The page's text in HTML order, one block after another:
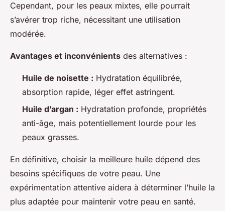
Cependant, pour les peaux mixtes, elle pourrait
s’avérer trop riche, nécessitant une utilisation
modérée.
Avantages et inconvénients des alternatives :
Huile de noisette : Hydratation équilibrée,
absorption rapide, léger effet astringent.
Huile d’argan : Hydratation profonde, propriétés
anti-âge, mais potentiellement lourde pour les
peaux grasses.
En définitive, choisir la meilleure huile dépend des
besoins spécifiques de votre peau. Une
expérimentation attentive aidera à déterminer l’huile la
plus adaptée pour maintenir votre peau en santé.